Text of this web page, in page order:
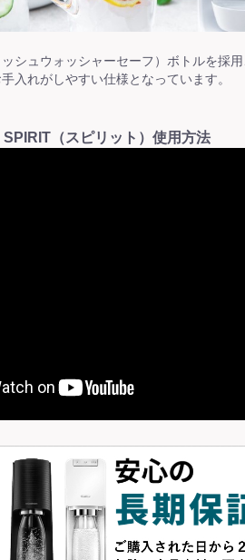
シュウォッシャーセーフ）ボトルを採
入れがしやすい仕様となっています。
SPIRIT（スピリット）使用方法